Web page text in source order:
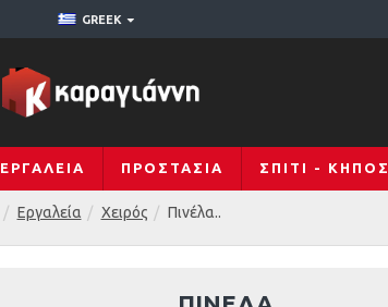
GREEK
ΕΡΓΑΛΕΊΑ ΠΡΟΣΤΑΣΊΑ ΣΠΊΤΙ - ΚΉΠΟΣ
Εργαλεία Χειρός Πινέλα..